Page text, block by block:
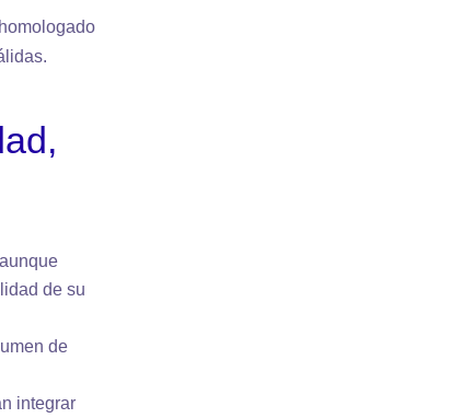
de su
de
integrar